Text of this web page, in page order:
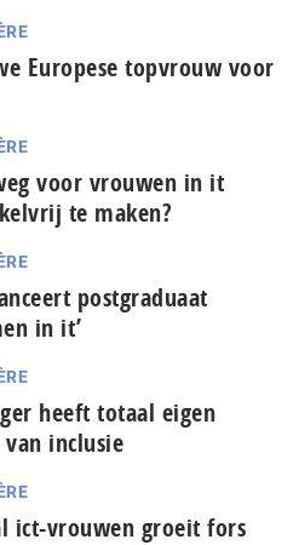
Europese topvrouw voor
voor vrouwen in it
te maken?
postgraduaat
in it’
heeft totaal eigen
inclusie
ict-vrouwen groeit fors